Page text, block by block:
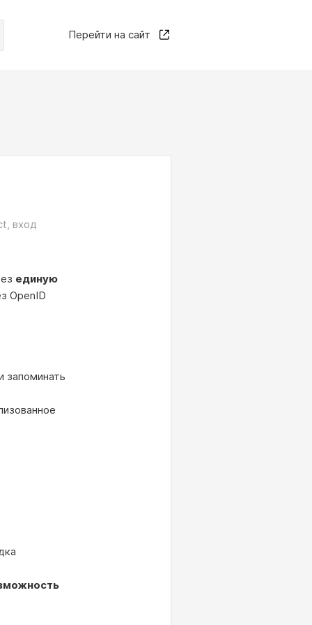
Перейти на сайт
вход
единую
OpenID
запоминать